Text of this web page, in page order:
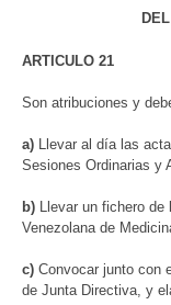
ARTICULO 21
Son atribuciones y
a) Llevar al día las
Sesiones Ordinarias y
b) Llevar un fichero
Venezolana de
c) Convocar junto con
de Junta Directiva, y